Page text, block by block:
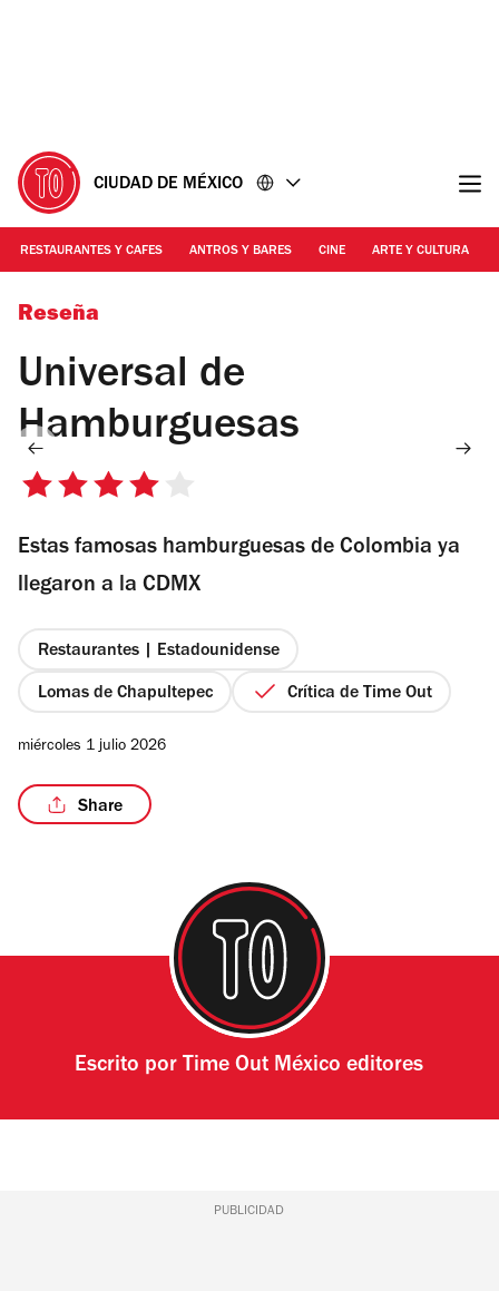
CIUDAD DE MÉXICO
RESTAURANTES Y CAFES ANTROS Y BARES CINE ARTE Y CULTURA
Foto: cortesía | Universal de Hamburguesas
Reseña
Universal de
Hamburguesas
4
5
estrellas
Estas famosas hamburguesas de Colombia ya
llegaron a la CDMX
Restaurantes | Estadounidense
Lomas de Chapultepec Crítica de Time Out
miércoles 1 julio 2026
Share
Escrito por Time Out México editores
PUBLICIDAD